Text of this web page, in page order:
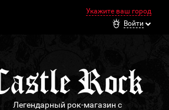
Укажите ваш город
Войти
Легендарный рок-магазин с